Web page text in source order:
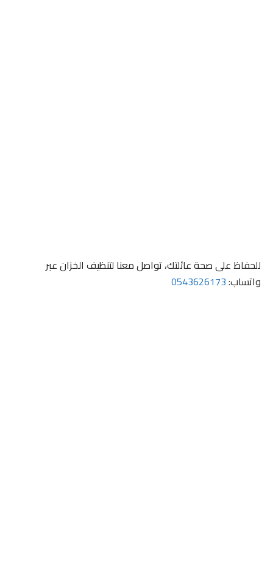
للحفاظ على صحة عائلتك، تواصل معنا لتنظيف الخزان عبر
واتساب:0543626173